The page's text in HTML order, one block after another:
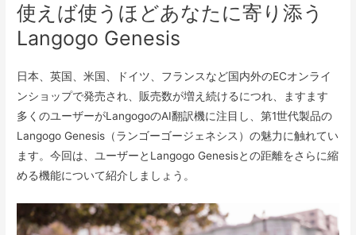
使えば使うほどあなたに寄り添う
Langogo Genesis
日本、英国、米国、ドイツ、フランスなど国内外のECオンライ
ンショップで発売され、販売数が増え続けるにつれ、ますます
多くのユーザーがLangogoのAI翻訳機に注目し、第1世代製品の
Langogo Genesis（ランゴーゴージェネシス）の魅力に触れてい
ます。今回は、ユーザーとLangogo Genesisとの距離をさらに縮
める機能について紹介しましょう。